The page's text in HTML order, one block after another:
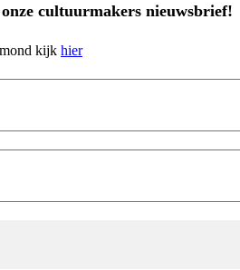
cultuurmakers nieuwsbrief!
kijk hier